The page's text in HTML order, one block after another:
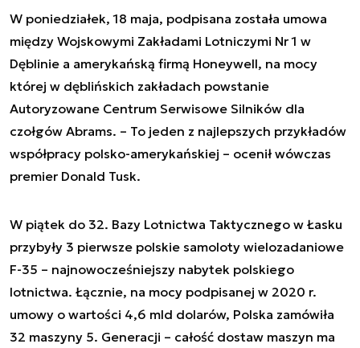
W poniedziałek, 18 maja, podpisana została umowa
między Wojskowymi Zakładami Lotniczymi Nr 1 w
Dęblinie a amerykańską firmą Honeywell, na mocy
której w dęblińskich zakładach powstanie
Autoryzowane Centrum Serwisowe Silników dla
czołgów Abrams. – To jeden z najlepszych przykładów
współpracy polsko-amerykańskiej – ocenił wówczas
premier Donald Tusk.
W piątek do 32. Bazy Lotnictwa Taktycznego w Łasku
przybyły 3 pierwsze polskie samoloty wielozadaniowe
F-35 – najnowocześniejszy nabytek polskiego
lotnictwa. Łącznie, na mocy podpisanej w 2020 r.
umowy o wartości 4,6 mld dolarów, Polska zamówiła
32 maszyny 5. Generacji – całość dostaw maszyn ma